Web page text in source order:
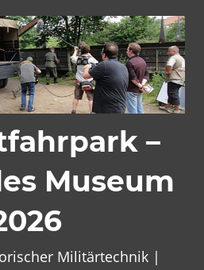
–
Museum
Militärtechnik |